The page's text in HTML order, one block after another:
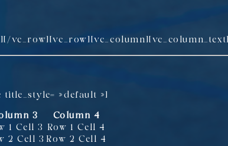
vc_row][vc_row][vc_column][vc_column_text]
»default »]
3
Column 4
1 Cell 3
Row 1 Cell 4
2 Cell 3 Row 2 Cell 4